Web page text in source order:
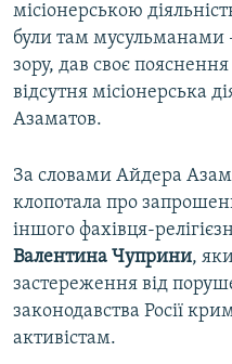
місіонерською
були там мусульманами
зору, дав своє
відсутня місіонерська
Азаматов.
За словами Айдера
клопотала про
іншого фахівця-
Валентина Чуприни,
застереження від
законодавства Росії
активістам.